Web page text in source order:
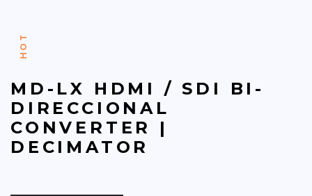
HOT
MD-LX HDMI / SDI BI-
DIRECCIONAL
CONVERTER |
DECIMATOR